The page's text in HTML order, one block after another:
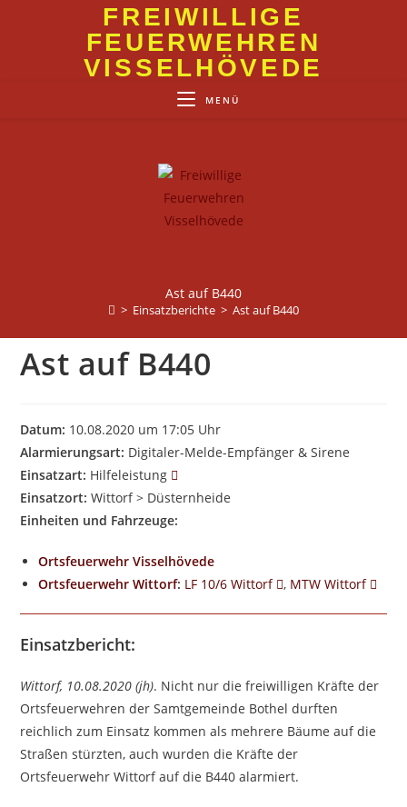
FREIWILLIGE
FEUERWEHREN
VISSELHÖVEDE
MENÜ
Ast auf B440
> Einsatzberichte > Ast auf B440
Ast auf B440
Datum: 10.08.2020 um 17:05 Uhr
Alarmierungsart: Digitaler-Melde-Empfänger & Sirene
Einsatzart: Hilfeleistung
Einsatzort: Wittorf > Düsternheide
Einheiten und Fahrzeuge:
Ortsfeuerwehr Visselhövede
Ortsfeuerwehr Wittorf: LF 10/6 Wittorf , MTW Wittorf
Einsatzbericht:
Wittorf, 10.08.2020 (jh). Nicht nur die freiwilligen Kräfte der
Ortsfeuerwehren der Samtgemeinde Bothel durften
reichlich zum Einsatz kommen als mehrere Bäume auf die
Straßen stürzten, auch wurden die Kräfte der
Ortsfeuerwehr Wittorf auf die B440 alarmiert.